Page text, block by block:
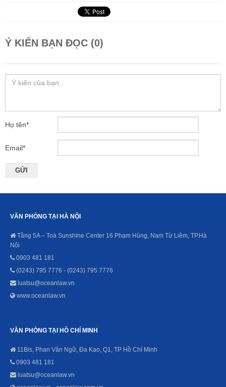
Ý KIẾN BẠN ĐỌC (0)
Họ tên*
Email*
VĂN PHÒNG TẠI HÀ NỘI
Tầng 5A – Toà Sunshine Center 16 Phạm Hùng, Nam Từ Liêm, TP.Hà
Nội
0903 481 181
(0243) 795 7776 - (0243) 795 7776
luatsu@oceanlaw.vn
www.oceanlaw.vn
VĂN PHÒNG TẠI HỒ CHÍ MINH
11Bis, Phan Văn Ngữ, Đa Kao, Q1, TP Hồ Chí Minh
0903 481 181
luatsu@oceanlaw.vn